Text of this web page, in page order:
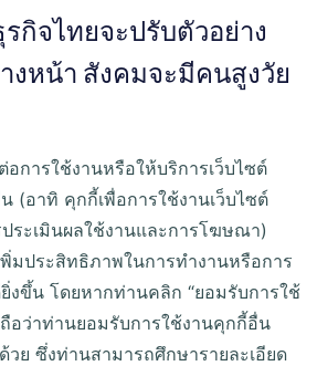
กิจไทยจะปรับตัวอย่าง
างหน้า สังคมจะมีคนสูงวัย
การใช้งานหรือให้บริการเว็บไซต์
(อาทิ คุกกี้เพื่อการใช้งานเว็บไซต์
ระเมินผลใช้งานและการโฆษณา)
พิ่มประสิทธิภาพในการทำงานหรือการ
งขึ้น โดยหากท่านคลิก “ยอมรับการใช้
อว่าท่านยอมรับการใช้งานคุกกี้อื่น
วย ซึ่งท่านสามารถศึกษารายละเอียด